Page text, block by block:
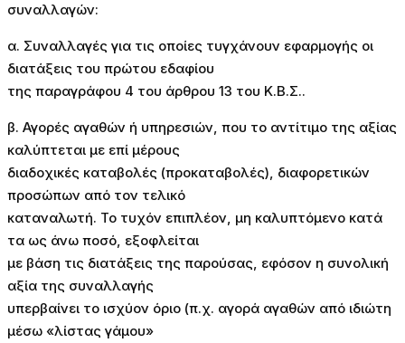
συναλλαγών:
α. Συναλλαγές για τις οποίες τυγχάνουν εφαρμογής οι
διατάξεις του πρώτου εδαφίου
της παραγράφου 4 του άρθρου 13 του Κ.Β.Σ..
β. Αγορές αγαθών ή υπηρεσιών, που το αντίτιμο της αξίας
καλύπτεται με επί μέρους
διαδοχικές καταβολές (προκαταβολές), διαφορετικών
προσώπων από τον τελικό
καταναλωτή. Το τυχόν επιπλέον, μη καλυπτόμενο κατά
τα ως άνω ποσό, εξοφλείται
με βάση τις διατάξεις της παρούσας, εφόσον η συνολική
αξία της συναλλαγής
υπερβαίνει το ισχύον όριο (π.χ. αγορά αγαθών από ιδιώτη
μέσω «λίστας γάμου»